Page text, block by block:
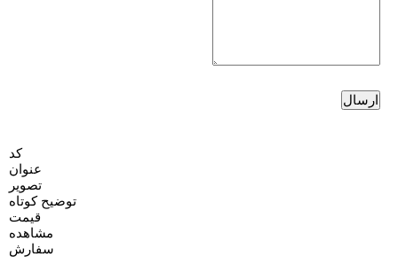
کد
عنوان
تصویر
توضیح کوتاه
قیمت
مشاهده
سفارش